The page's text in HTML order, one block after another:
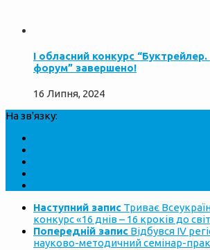
І обласний конкурс
форум” завершено!
16 Липня, 2024
На зв'язку:
Наступний запис Триває
конкурс «16 днів – 16 кроків до
Попередній запис Відбувся IV
науково-методичний семінар-